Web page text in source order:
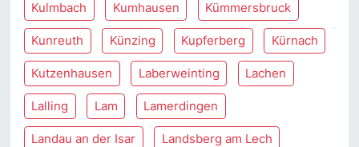
Kulmbach Kumhausen Kümmersbruck
Kunreuth Künzing Kupferberg Kürnach
Kutzenhausen Laberweinting Lachen
Lalling Lam Lamerdingen
Landau an der Isar Landsberg am Lech